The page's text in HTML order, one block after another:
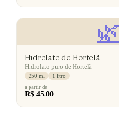
🌿
Hidrolato de Hortelã
Hidrolato puro de Hortelã
250 ml
1 litro
a partir de
R$ 45,00